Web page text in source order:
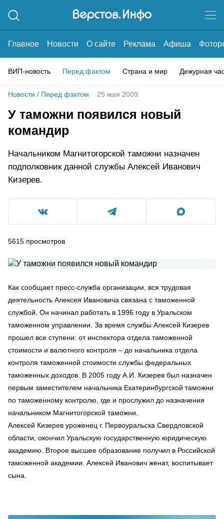
Главное Новости О сайте Реклама Афиша
ВИП-новость Перед фактом Страна и мир Дежурная
Новости / Перед фактом 25 мая 2009
У таможни появился новый
командир
Начальником Магнитогорской таможни назначен
подполковник данной службы Алексей Иванович
Кизерев.
5615 просмотров
Как сообщает пресс-служба организации, вся трудовая
деятельность Алексея Ивановича связана с таможенной
службой. Он начинал работать в 1996 году в Уральском
таможенном управлении. За время службы Алексей Кизерев
прошел все ступени: от инспектора отдела таможенной
стоимости и валютного контроля – до начальника отдела
контроля таможенной стоимости службы федеральных
таможенных доходов. В 2005 году А.И. Кизерев был назначен
первым заместителем начальника Екатеринбургской таможни
по таможенному контролю, где и прослужил до назначения
начальником Магнитогорской таможни.
Алексей Кизерев уроженец г. Первоуральска Свердловской
области, окончил Уральскую государственную юридическую
академию. Второе высшее образование получил в Российской
таможенной академии. Алексей Иванович женат, воспитывает
сына.